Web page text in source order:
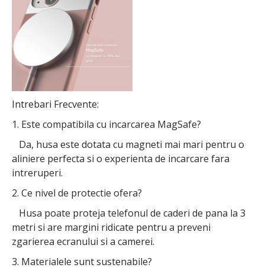
Intrebari Frecvente:
1. Este compatibila cu incarcarea MagSafe?
Da, husa este dotata cu magneti mai mari pentru o
aliniere perfecta si o experienta de incarcare fara
intreruperi.
2. Ce nivel de protectie ofera?
Husa poate proteja telefonul de caderi de pana la 3
metri si are margini ridicate pentru a preveni
zgarierea ecranului si a camerei.
3. Materialele sunt sustenabile?